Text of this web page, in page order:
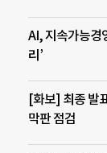
AI, 지속가능경
리’
[화보] 최종 발
막판 점검